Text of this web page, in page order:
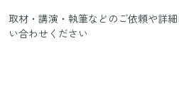
取材・講演・執筆などのご依頼や詳細
い合わせください